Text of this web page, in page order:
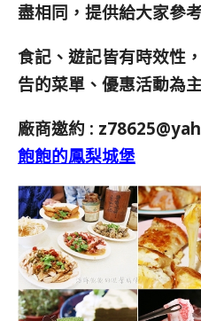
盡相同，提供給大家參
食記、遊記皆有時效性
告的菜單、優惠活動為
廠商邀約 :
飽飽的鳳梨城堡